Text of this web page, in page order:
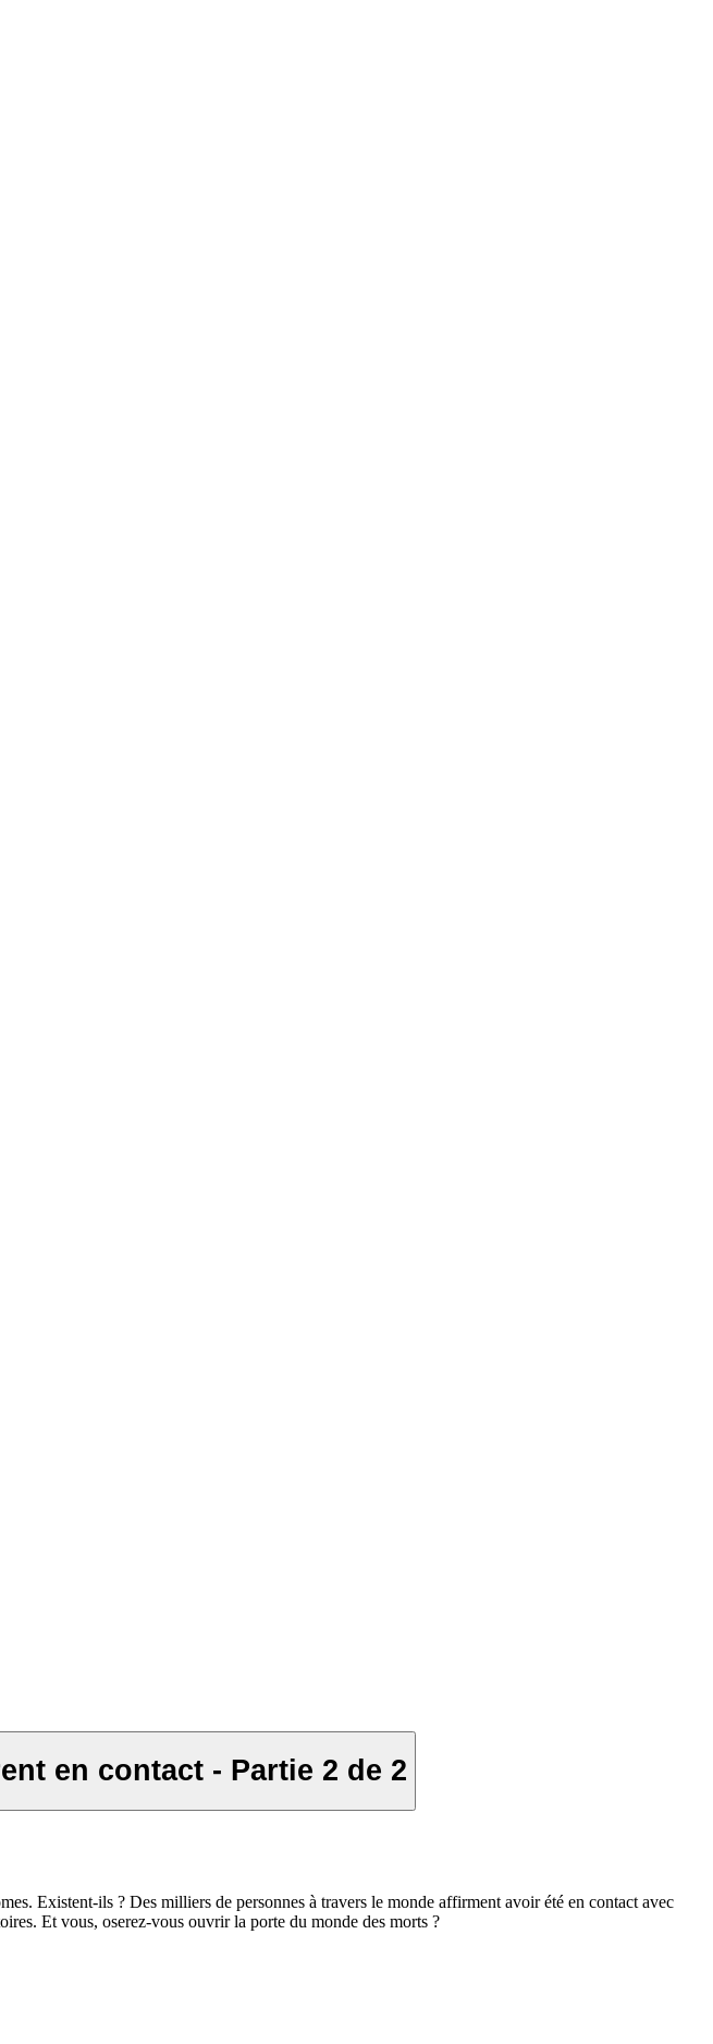
en contact - Partie 2 de 2
Existent-ils ? Des milliers de personnes à travers le monde affirment avoir été en contact avec
Et vous, oserez-vous ouvrir la porte du monde des morts ?